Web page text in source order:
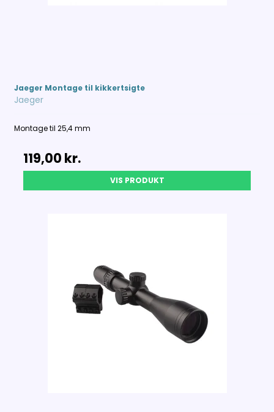
Jaeger Montage til kikkertsigte
Jaeger
Montage til 25,4 mm
119,00 kr.
VIS PRODUKT